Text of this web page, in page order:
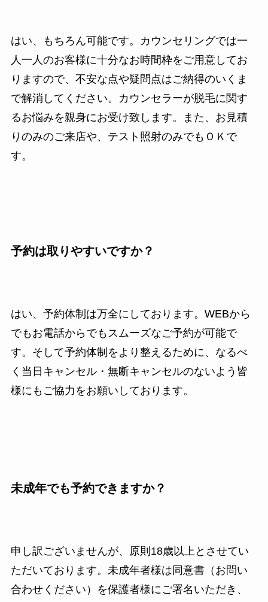
はい、もちろん可能です。カウンセリングでは一
人一人のお客様に十分なお時間枠をご用意してお
りますので、不安な点や疑問点はご納得のいくま
で解消してください。カウンセラーが脱毛に関す
るお悩みを親身にお受け致します。また、お見積
りのみのご来店や、テスト照射のみでもＯＫで
す。
予約は取りやすいですか？
はい、予約体制は万全にしております。WEBから
でもお電話からでもスムーズなご予約が可能で
す。そして予約体制をより整えるために、なるべ
く当日キャンセル・無断キャンセルのないよう皆
様にもご協力をお願いしております。
未成年でも予約できますか？
申し訳ございませんが、原則18歳以上とさせてい
ただいております。未成年者様は同意書（お問い
合わせください）を保護者様にご署名いただき、